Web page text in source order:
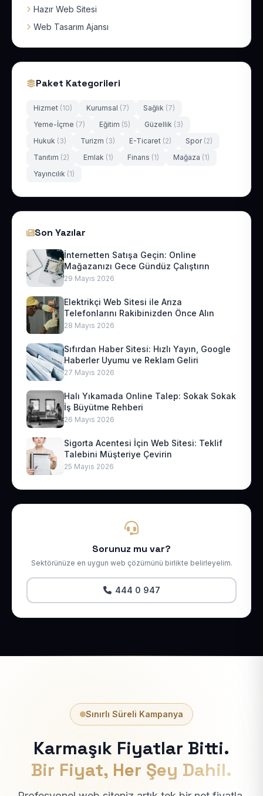
Hazır Web Sitesi
Web Tasarım Ajansı
Paket Kategorileri
Hizmet (10) Kurumsal (7) Sağlık (7)
Yeme-İçme (7) Eğitim (5) Güzellik (3)
Hukuk (3) Turizm (3) E-Ticaret (2) Spor (2)
Tanıtım (2) Emlak (1) Finans (1) Mağaza (1)
Yayıncılık (1)
Son Yazılar
İnternetten Satışa Geçin: Online
Mağazanızı Gece Gündüz Çalıştırın
29 Mayıs 2026
Elektrikçi Web Sitesi ile Arıza
Telefonlarını Rakibinizden Önce Alın
28 Mayıs 2026
Sıfırdan Haber Sitesi: Hızlı Yayın, Google
Haberler Uyumu ve Reklam Geliri
27 Mayıs 2026
Halı Yıkamada Online Talep: Sokak Sokak
İş Büyütme Rehberi
26 Mayıs 2026
Sigorta Acentesi İçin Web Sitesi: Teklif
Talebini Müşteriye Çevirin
25 Mayıs 2026
Sorunuz mu var?
Sektörünüze en uygun web çözümünü birlikte belirleyelim.
444 0 947
Sınırlı Süreli Kampanya
Karmaşık Fiyatlar Bitti.
Bir Fiyat, Her Şey Dahil.